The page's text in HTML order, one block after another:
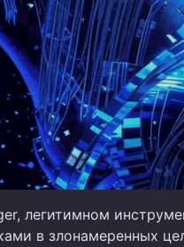
легитимном
в злонамеренных